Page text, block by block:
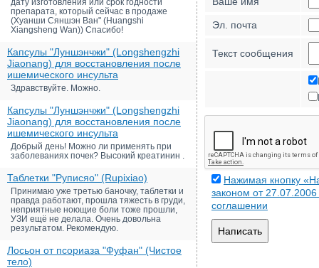
дату изготовления или срок годности
препарата, который сейчас в продаже
(Хуанши Сяншэн Ван" (Huangshi
Xiangsheng Wan)) Спасибо!
Капсулы "Луншэнчжи" (Longshengzhi
Jiaonang) для восстановления после
ишемического инсульта
Здравствуйте. Можно.
Капсулы "Луншэнчжи" (Longshengzhi
Jiaonang) для восстановления после
ишемического инсульта
Добрый день! Можно ли применять при
заболеваниях почек? Высокий креатинин .
Таблетки "Руписяо" (Rupixiao)
Принимаю уже третью баночку, таблетки и
правда работают, прошла тяжесть в груди,
неприятные ноющие боли тоже прошли,
УЗИ ещё не делала. Очень довольна
результатом. Рекомендую.
Лосьон от псориаза "Фуфан" (Чистое
тело)
Эл. почта
Текст сообщения
Нажимая кнопку
законом от
соглашении
Написать